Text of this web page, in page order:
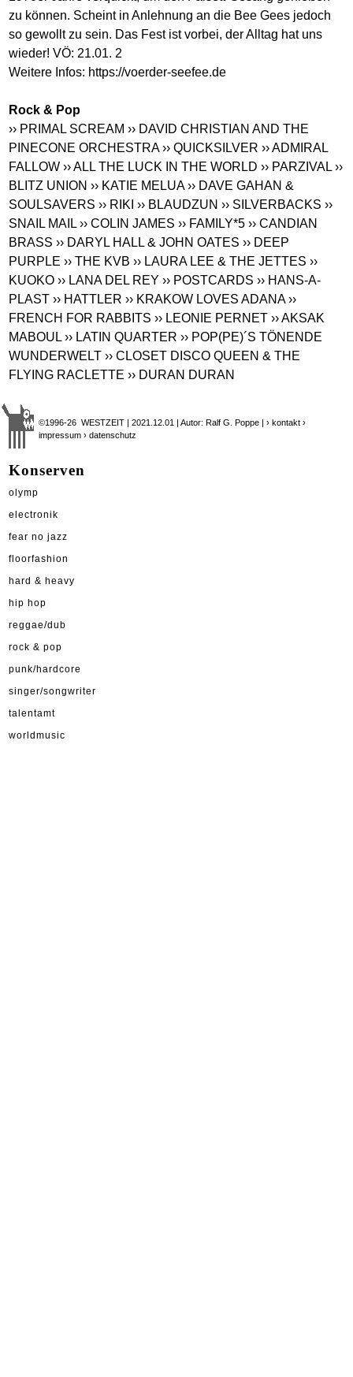
zu können. Scheint in Anlehnung an die Bee Gees jedoch
so gewollt zu sein. Das Fest ist vorbei, der Alltag hat uns
wieder! VÖ: 21.01. 2
Weitere Infos: https://voerder-seefee.de
Rock & Pop
›› PRIMAL SCREAM ›› DAVID CHRISTIAN AND THE
PINECONE ORCHESTRA ›› QUICKSILVER ›› ADMIRAL
FALLOW ›› ALL THE LUCK IN THE WORLD ›› PARZIVAL ››
BLITZ UNION ›› KATIE MELUA ›› DAVE GAHAN &
SOULSAVERS ›› RIKI ›› BLAUDZUN ›› SILVERBACKS ››
SNAIL MAIL ›› COLIN JAMES ›› FAMILY*5 ›› CANDIAN
BRASS ›› DARYL HALL & JOHN OATES ›› DEEP
PURPLE ›› THE KVB ›› LAURA LEE & THE JETTES ››
KUOKO ›› LANA DEL REY ›› POSTCARDS ›› HANS-A-
PLAST ›› HATTLER ›› KRAKOW LOVES ADANA ››
FRENCH FOR RABBITS ›› LEONIE PERNET ›› AKSAK
MABOUL ›› LATIN QUARTER ›› POP(PE)´S TÖNENDE
WUNDERWELT ›› CLOSET DISCO QUEEN & THE
FLYING RACLETTE ›› DURAN DURAN
©1996-26 WESTZEIT | 2021.12.01 | Autor: Ralf G. Poppe |› kontakt ›
impressum › datenschutz
Konserven
olymp
electronik
fear no jazz
floorfashion
hard & heavy
hip hop
reggae/dub
rock & pop
punk/hardcore
singer/songwriter
talentamt
worldmusic